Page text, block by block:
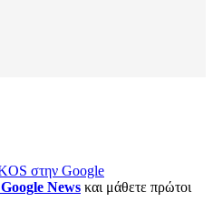
στην Google
News και μάθετε πρώτοι